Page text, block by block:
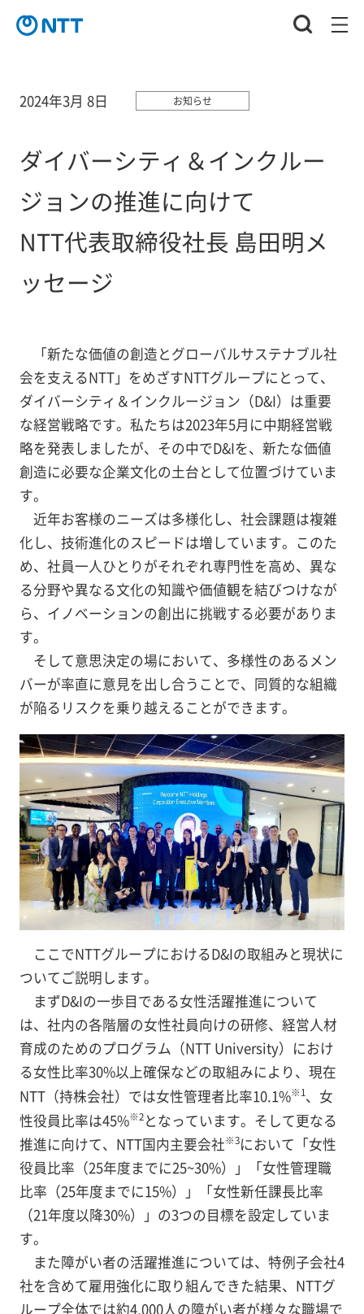
2024年3月 8日 お知らせ
ダイバーシティ＆インクルー
ジョンの推進に向けて
NTT代表取締役社長 島田明メ
ッセージ
「新たな価値の創造とグローバルサステナブル社
会を支えるNTT」をめざすNTTグループにとって、
ダイバーシティ＆インクルージョン（D&I）は重要
な経営戦略です。私たちは2023年5月に中期経営戦
略を発表しましたが、その中でD&Iを、新たな価値
創造に必要な企業文化の土台として位置づけていま
す。
近年お客様のニーズは多様化し、社会課題は複雑
化し、技術進化のスピードは増しています。このた
め、社員一人ひとりがそれぞれ専門性を高め、異な
る分野や異なる文化の知識や価値観を結びつけなが
ら、イノベーションの創出に挑戦する必要がありま
す。
そして意思決定の場において、多様性のあるメン
バーが率直に意見を出し合うことで、同質的な組織
が陥るリスクを乗り越えることができます。
ここでNTTグループにおけるD&Iの取組みと現状に
ついてご説明します。
まずD&Iの一歩目である女性活躍推進について
は、社内の各階層の女性社員向けの研修、経営人材
育成のためのプログラム（NTT University）におけ
る女性比率30%以上確保などの取組みにより、現在
NTT（持株会社）では女性管理者比率10.1%※1、女
性役員比率は45%※2となっています。そして更なる
推進に向けて、NTT国内主要会社※3において「女性
役員比率（25年度までに25~30%）」「女性管理職
比率（25年度までに15%）」「女性新任課長比率
（21年度以降30%）」の3つの目標を設定していま
す。
また障がい者の活躍推進については、特例子会社4
社を含めて雇用強化に取り組んできた結果、NTTグ
ループ全体では約4,000人の障がい者が様々な職場で